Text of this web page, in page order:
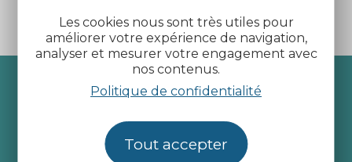
Les cookies nous sont très utiles pour
améliorer votre expérience de navigation,
analyser et mesurer votre engagement avec
nos contenus.
Politique de confidentialité
Tout accepter
Recevez l’actualité des
Côtes d’Armor